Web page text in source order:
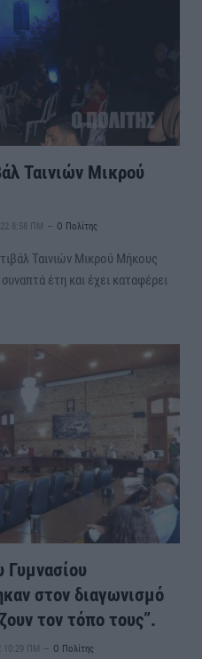
Ταινιών Μικρού
8:58 ΠΜ Ο Πολίτης
Ταινιών Μικρού Μήκους
έτη και έχει καταφέρει
Γυμνασίου
στον διαγωνισμό
τον τόπο τους”.
10:29 ΠΜ Ο Πολίτης